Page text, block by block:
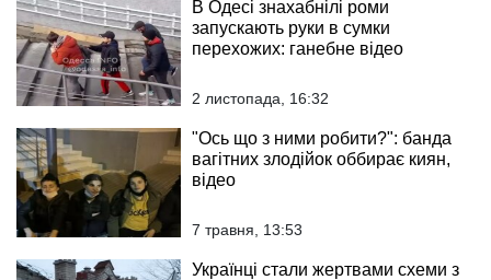
В Одесі знахабнілі роми
запускають руки в сумки
перехожих: ганебне відео
2 листопада, 16:32
"Ось що з ними робити?": банда
вагітних злодійок оббирає киян,
відео
7 травня, 13:53
Українці стали жертвами схеми з